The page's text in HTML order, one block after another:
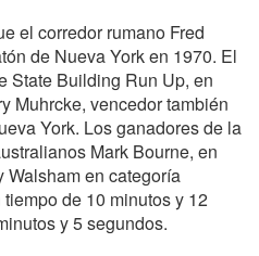
el corredor rumano Fred
de Nueva York en 1970. El
State Building Run Up, en
Muhrcke, vencedor también
York. Los ganadores de la
Mark Bourne, en
Walsham en categoría
de 10 minutos y 12
y 5 segundos.